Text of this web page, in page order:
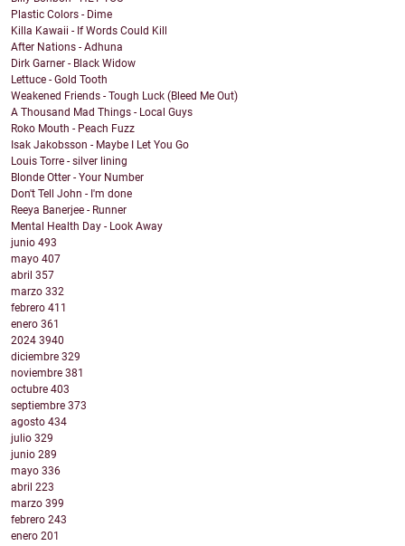
Plastic Colors - Dime
Killa Kawaii - If Words Could Kill
After Nations - Adhuna
Dirk Garner - Black Widow
Lettuce - Gold Tooth
Weakened Friends - Tough Luck (Bleed Me Out)
A Thousand Mad Things - Local Guys
Roko Mouth - Peach Fuzz
Isak Jakobsson - Maybe I Let You Go
Louis Torre - silver lining
Blonde Otter - Your Number
Don't Tell John - I'm done
Reeya Banerjee - Runner
Mental Health Day - Look Away
junio 493
mayo 407
abril 357
marzo 332
febrero 411
enero 361
2024 3940
diciembre 329
noviembre 381
octubre 403
septiembre 373
agosto 434
julio 329
junio 289
mayo 336
abril 223
marzo 399
febrero 243
enero 201